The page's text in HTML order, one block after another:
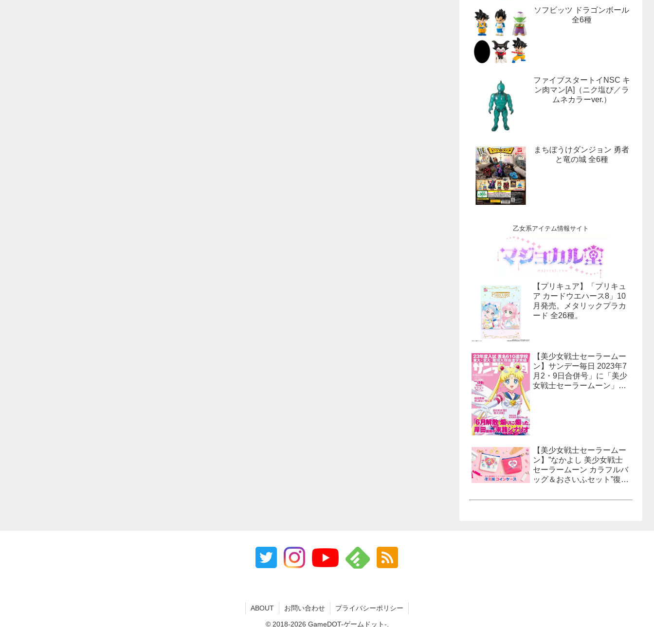
ソフビッツ ドラゴンボール
全6種
ファイブスタートイNSC キ
ン肉マン[A]（ニク塩び／ラ
ムネカラーver.）
まちぼうけダンジョン 勇者
と竜の城 全6種
乙女系アイテム情報サイト
【プリキュア】「プリキュ
ア カードウエハース8」10
月発売。メタリックプラカ
ード 全26種。
【美少女戦士セーラームー
ン】サンデー毎日 2023年7
月2・9日合併号」に「美少
女戦士セーラームーン」30
【美少女戦士セーラームー
ン】”なかよし 美少女戦士
セーラームーン カラフルバ
ッグ＆おさいふセット”復刻
定！
ABOUT お問い合わせ プライバシーポリシー
© 2018-2026 GameDOT-ゲームドット-.